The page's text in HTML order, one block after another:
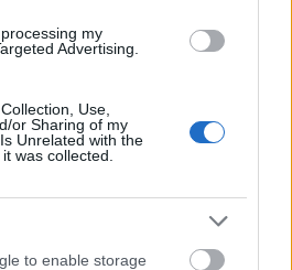
my
Advertising.
Use,
or Sharing of my
Unrelated with the
was collected.
to enable storage